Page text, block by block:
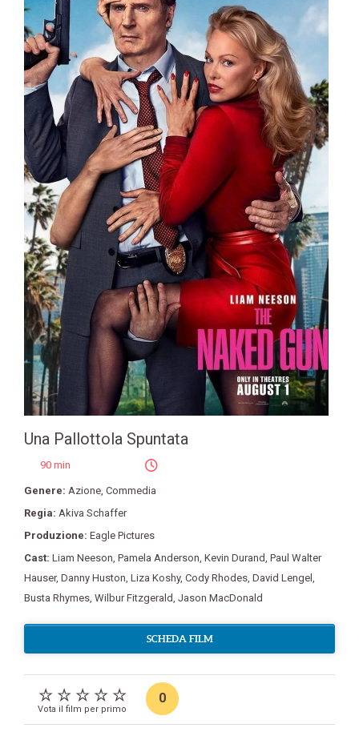
Una Pallottola Spuntata
90 min
Genere: Azione, Commedia
Regia: Akiva Schaffer
Produzione: Eagle Pictures
Cast: Liam Neeson, Pamela Anderson, Kevin Durand, Paul Walter
Hauser, Danny Huston, Liza Koshy, Cody Rhodes, David Lengel ,
Busta Rhymes, Wilbur Fitzgerald, Jason MacDonald
SCHEDA FILM
Vota il film per primo
0